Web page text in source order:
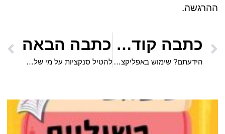
ההרגשה.
כתבה קודמת
הידעתם? שימוש באפליקציות היכרויות עלולות לפגוע בבריאות
כתבה הבאה
להטיל סנקציות על מי שלא ירצה לקבל חיסון?